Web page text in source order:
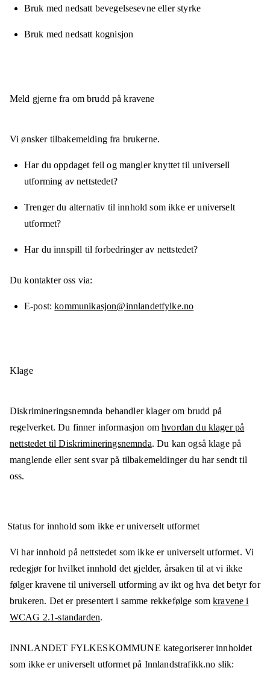
Bruk med nedsatt bevegelsesevne eller styrke
Bruk med nedsatt kognisjon
Meld gjerne fra om brudd på kravene
Vi ønsker tilbakemelding fra brukerne.
Har du oppdaget feil og mangler knyttet til universell
utforming av nettstedet?
Trenger du alternativ til innhold som ikke er universelt
utformet?
Har du innspill til forbedringer av nettstedet?
Du kontakter oss via:
E-post kommunikasjon@innlandetfylke.no
Klage
Diskrimineringsnemnda behandler klager om brudd på
regelverket. Du finner informasjon omhvordan du klager på
nettstedet til Diskrimineringsnemnda. Du kan også klage på
manglende eller sent svar på tilbakemeldinger du har sendt til
oss.
Status for innhold som ikke er universelt utformet
Vi har innhold på nettstedet som ikke er universelt utformet. Vi
redegjør for hvilket innhold det gjelder, årsaken til at vi ikke
følger kravene til universell utforming av ikt og hva det betyr for
brukeren. Det er presentert i samme rekkefølge somkravene i
WCAG 2.1-standarden.
INNLANDET FYLKESKOMMUNE kategoriserer innholdet
som ikke er universelt utformet på Innlandstrafikk.no slik: